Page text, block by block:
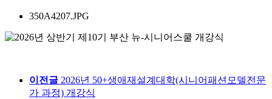
350A4207.JPG
이전글 2026년 50+생애재설계대학(시니어패션모델전문
가 과정) 개강식